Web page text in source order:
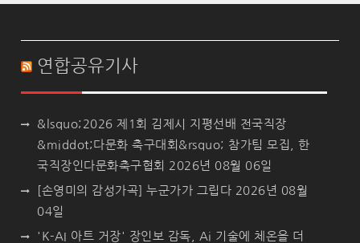
연합공유기사
&lsquo;2026 제1회 김제시 지평선배 전국직장
&middot;다문화 축구대회&rsquo; 참가팀 모집, 한
국직장인다문화축구협회 2026년 08월 06일
[손영미의 감성가곡] 누군가가 그립다 2026년 08월
04일
'K-AI 아트 거장' 장인보 감독, Ai 기술에 체온을 더